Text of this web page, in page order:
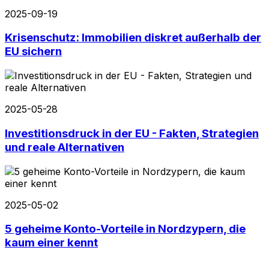
2025-09-19
Krisenschutz: Immobilien diskret außerhalb der
EU sichern
2025-05-28
Investitionsdruck in der EU - Fakten, Strategien
und reale Alternativen
2025-05-02
5 geheime Konto-Vorteile in Nordzypern, die
kaum einer kennt